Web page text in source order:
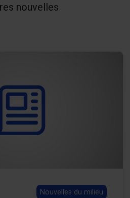
nouvelles
Nouvelles du milieu